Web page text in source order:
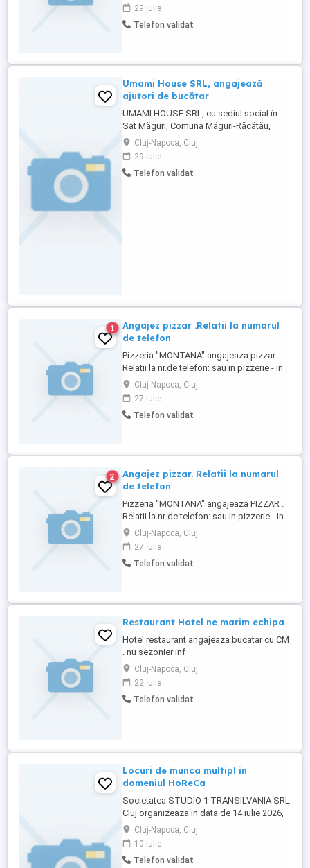
29 iulie
Telefon validat
Umami House SRL, angajează
ajutori de bucătar
UMAMI HOUSE SRL, cu sediul social în
Sat Măguri, Comuna Măguri-Răcătău,
nr.296A, jud. Cluj, J2 , CUI RO51116523,
angajează 2 persoane pentru posturile de
ajutor bucătar. Posturile privesc pregătirea
de sushi.
Cluj-Napoca, Cluj
29 iulie
Telefon validat
1
Angajez pizzar .Relatii la numarul
de telefon
Pizzeria "MONTANA" angajeaza pizzar.
Relatii la nr.de telefon: sau in pizzerie - in
Cluj-Napoca,Str.Bucuresti,nr.79
Cluj-Napoca, Cluj
27 iulie
Telefon validat
2
Angajez pizzar. Relatii la numarul
de telefon
Pizzeria "MONTANA" angajeaza PIZZAR .
Relatii la nr de telefon: sau in pizzerie - in
Cluj-Napoca,Str.Bucuresti,nr.79
Cluj-Napoca, Cluj
27 iulie
Telefon validat
Restaurant Hotel ne marim echipa
Hotel restaurant angajeaza bucatar cu CM
. nu sezonier inf
Cluj-Napoca, Cluj
22 iulie
Telefon validat
Locuri de munca multipl in
domeniul HoReCa
Societatea STUDIO 1 TRANSILVANIA SRL
Cluj organizeaza in data de 14 iulie 2026,
incepand cu orele 09:00, selectie pentru
ocupara functiilor de Ajutor bucatar (4
posturi), Cofetar (1 post), Lucrator
bucatarie - Spalator vase mari (3 posturi)
Cluj-Napoca, Cluj
10 iulie
Telefon validat